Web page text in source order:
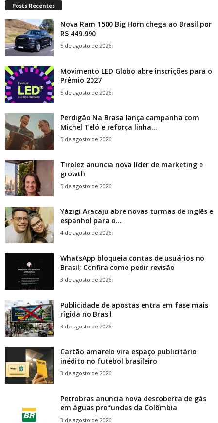
Posts Recentes
Nova Ram 1500 Big Horn chega ao Brasil por
R$ 449.990
5 de agosto de 2026
Movimento LED Globo abre inscrições para o
Prêmio 2027
5 de agosto de 2026
Perdigão Na Brasa lança campanha com
Michel Teló e reforça linha...
5 de agosto de 2026
Tirolez anuncia nova líder de marketing e
growth
5 de agosto de 2026
Yázigi Aracaju abre novas turmas de inglês e
espanhol para o...
4 de agosto de 2026
WhatsApp bloqueia contas de usuários no
Brasil; Confira como pedir revisão
3 de agosto de 2026
Publicidade de apostas entra em fase mais
rígida no Brasil
3 de agosto de 2026
Cartão amarelo vira espaço publicitário
inédito no futebol brasileiro
3 de agosto de 2026
Petrobras anuncia nova descoberta de gás
em águas profundas da Colômbia
3 de agosto de 2026